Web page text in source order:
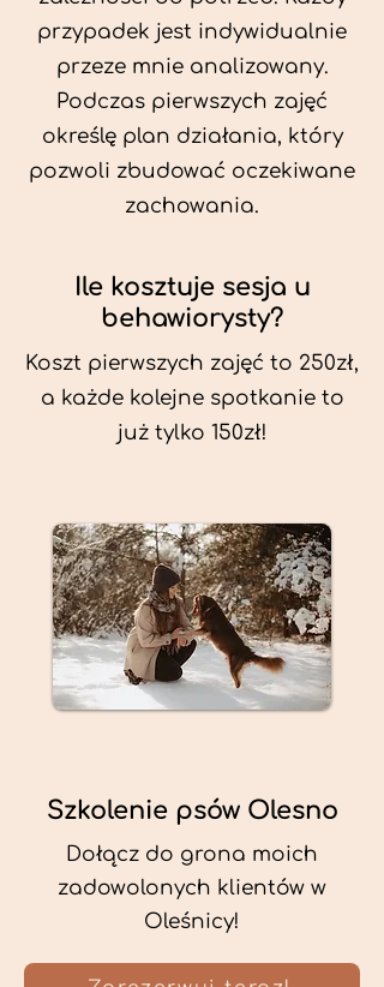
przypadek jest indywidualnie
przeze mnie analizowany.
Podczas pierwszych zajęć
określę plan działania, który
pozwoli zbudować oczekiwane
zachowania.
Ile kosztuje sesja u
behawiorysty?
Koszt pierwszych zajęć to 250zł,
a każde kolejne spotkanie to
już tylko 150zł!
Szkolenie psów Olesno
Dołącz do grona moich
zadowolonych klientów w
Oleśnicy!